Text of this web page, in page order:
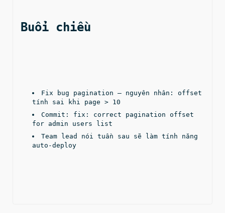
Buổi chiều
Fix bug pagination — nguyên nhân: offset
tính sai khi page > 10
Commit: fix: correct pagination offset
for admin users list
Team lead nói tuần sau sẽ làm tính năng
auto-deploy